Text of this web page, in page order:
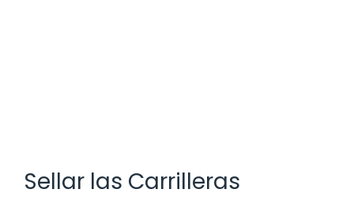
Sellar las Carrilleras